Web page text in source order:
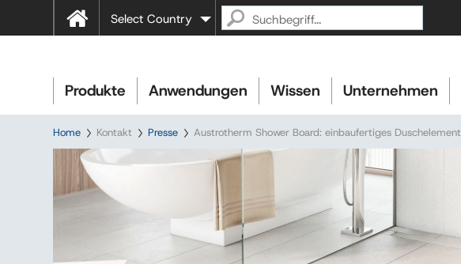
Select Country
Produkte Anwendungen Wissen Unternehmen
Home Kontakt Presse Austrotherm Shower Board: einbaufertiges Duschelement